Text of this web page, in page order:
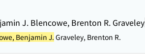
J. Blencowe, Brenton R. Graveley
Benjamin J. Graveley, Brenton R.